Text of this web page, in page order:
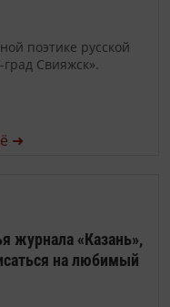
поэтике русской
Свияжск».
➜
журнала «Казань»,
на любимый